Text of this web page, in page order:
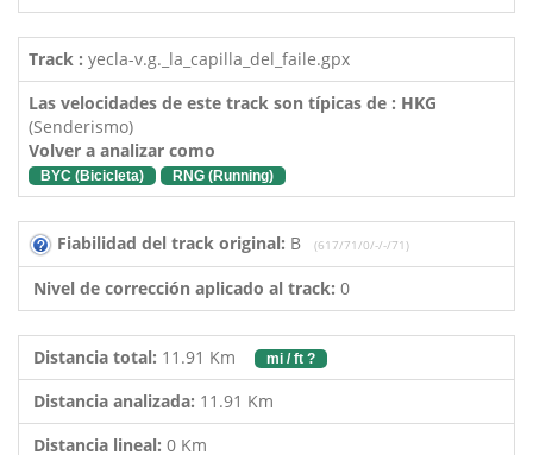
Track : yecla-v.g._la_capilla_del_faile.gpx
Las velocidades de este track son típicas de : HKG
(Senderismo)
Volver a analizar como
BYC (Bicicleta) RNG (Running)
Fiabilidad del track original: B (617/71/0/-/-/71)
Nivel de corrección aplicado al track: 0
Distancia total: 11.91 Km mi / ft ?
Distancia analizada: 11.91 Km
Distancia lineal: 0 Km